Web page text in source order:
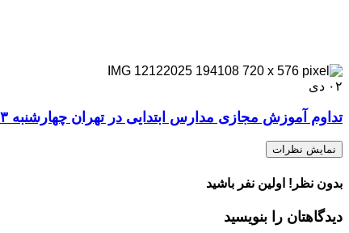
۰۲ دی
تداوم آموزش مجازی مدارس ابتدایی در تهران چهارشنبه ۳ دی‌ماه
نمایش نظرات
بدون نظر! اولین نفر باشید
دیدگاهتان را بنویسید